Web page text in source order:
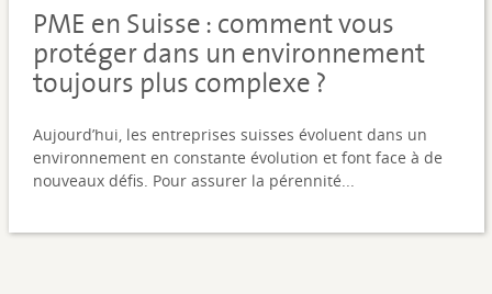
PME en Suisse : comment vous
protéger dans un environnement
toujours plus complexe ?
Aujourd’hui, les entreprises suisses évoluent dans un
environnement en constante évolution et font face à de
nouveaux défis. Pour assurer la pérennité...